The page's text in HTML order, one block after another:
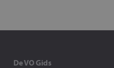
De VO Gids